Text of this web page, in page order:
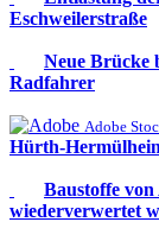
Eschweilerstraße
Neue Brücke
Radfahrer
Adobe
Hürth-
Baustoffe
wiederverwertet